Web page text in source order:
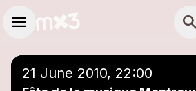
menu
21 June 2010, 22:00
Add to a playlist